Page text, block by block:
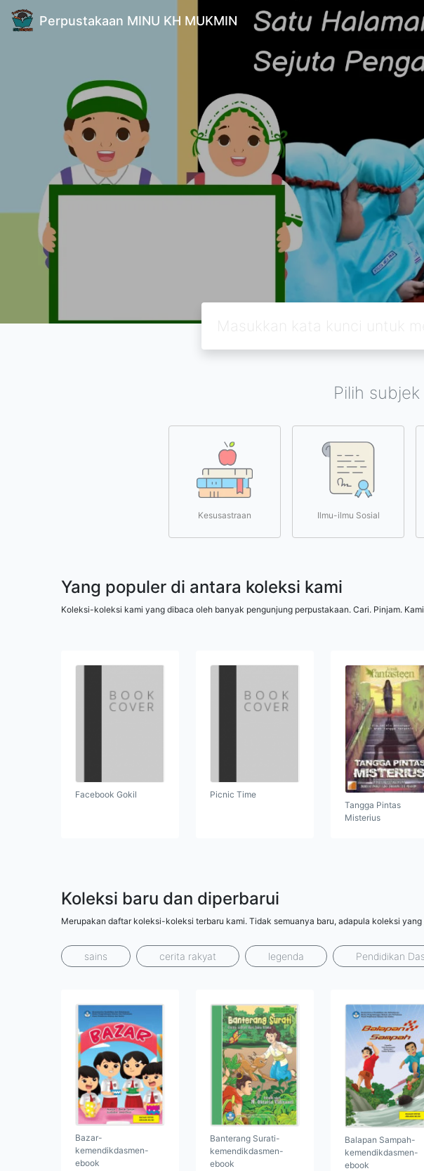
Perpustakaan MINU KH MUKMIN
Pilih
Kesusastraan Ilmu-ilmu Sosial
Yang populer di antara koleksi kami
Koleksi-koleksi kami yang dibaca oleh banyak pengunjung perpustakaan. Cari. Pinjam.
Facebook Gokil
Picnic Time
Tangga Pintas
Misterius
Koleksi baru dan diperbarui
Merupakan daftar koleksi-koleksi terbaru kami. Tidak semuanya baru, adapula koleksi
sains cerita rakyat legenda Pendidikan
Bazar-
kemendikdasmen-
ebook
Banterang Surati-
kemendikdasmen-
ebook
Balapan Sampah-
kemendikdasmen-
ebook